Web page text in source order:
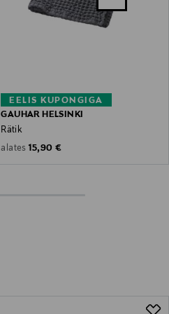
EELIS KUPONGIGA
GAUHAR HELSINKI
Rätik
alates Original Price
15,90 €